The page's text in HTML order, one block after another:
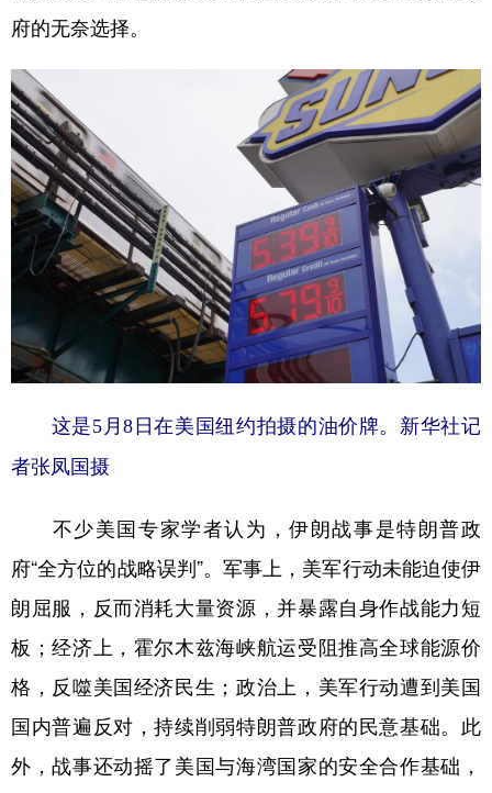
府的无奈选择。
这是5月8日在美国纽约拍摄的油价牌。新华社记
者张凤国摄
不少美国专家学者认为，伊朗战事是特朗普政
府“全方位的战略误判”。军事上，美军行动未能迫使伊
朗屈服，反而消耗大量资源，并暴露自身作战能力短
板；经济上，霍尔木兹海峡航运受阻推高全球能源价
格，反噬美国经济民生；政治上，美军行动遭到美国
国内普遍反对，持续削弱特朗普政府的民意基础。此
外，战事还动摇了美国与海湾国家的安全合作基础，